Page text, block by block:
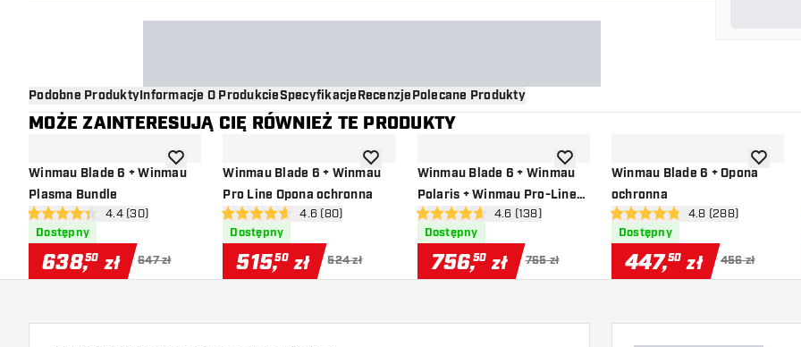
Podobne ProduktyInformacje O ProdukcieSpecyfikacjeRecenzjePolecane Produkty
MOŻE ZAINTERESUJĄ CIĘ RÓWNIEŻ TE PRODUKTY
Winmau Blade 6 + Winmau
Plasma Bundle
otwórz panel recenzji
4.4 gwiazdki oceny4.4 (30)
Dostępny
638,50 zł 647 zł
dodaj do listy życzeńWinmau Blade 6 + Winmau
Pro Line Opona ochronna
otwórz panel recenzji
4.6 gwiazdki oceny4.6 (80)
Dostępny
515,50 zł 524 zł
dodaj do listy życzeńWinmau Blade 6 + Winmau
Polaris + Winmau Pro-Line
Opona ochronna Bundle
otwórz panel recenzji
4.6 gwiazdki oceny4.6 (138)
Dostępny
756,50 zł 765 zł
dodaj do listy życzeńWinmau Blade 6 + Opona
ochronna
otwórz panel
4.8 gwiazdki oceny4.8 (288)
Dostępny
447,50 zł 456 zł
dodaj do